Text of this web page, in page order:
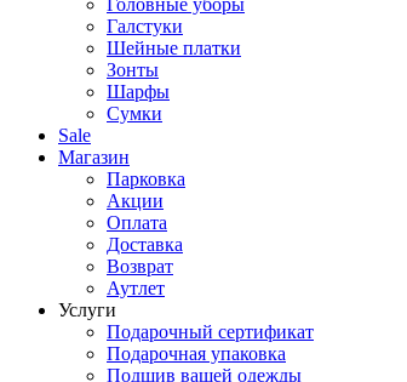
Головные уборы
Галстуки
Шейные платки
Зонты
Шарфы
Сумки
Sale
Магазин
Парковка
Акции
Оплата
Доставка
Возврат
Аутлет
Услуги
Подарочный сертификат
Подарочная упаковка
Подшив вашей одежды